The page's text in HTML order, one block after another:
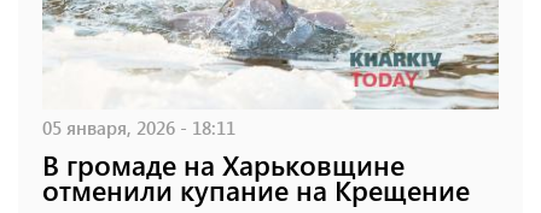
05 января, 2026 - 18:11
В громаде на Харьковщине
отменили купание на Крещение